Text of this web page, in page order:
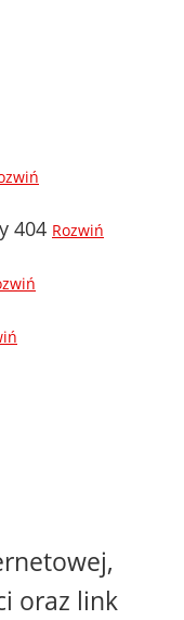
404 Rozwiń
oraz link